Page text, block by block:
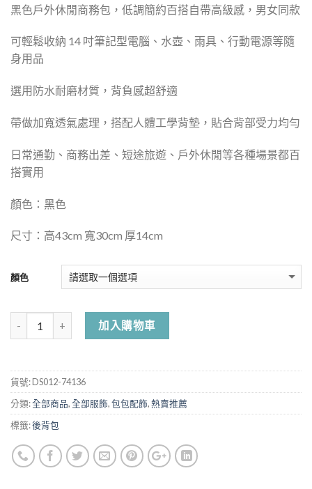
黑色戶外休閒商務包，低調簡約百搭自帶高級感，男女同款
可輕鬆收納 14 吋筆記型電腦、水壺、雨具、行動電源等隨
身用品
選用防水耐磨材質，背負感超舒適
帶做加寬透氣處理，搭配人體工學背墊，貼合背部受力均勻
日常通勤、商務出差、短途旅遊、戶外休閒等各種場景都百
搭實用
顏色：黑色
尺寸：高43cm 寬30cm 厚14cm
顏色
加入購物車
貨號:DS012-74136
分類:全部商品,全部服飾,包包配飾,熱賣推薦
標籤:後背包